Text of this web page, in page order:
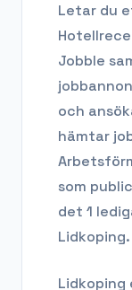
Letar du
Jobble
och
hämtar
som
det 1
Lidkoping.
Lidkoping